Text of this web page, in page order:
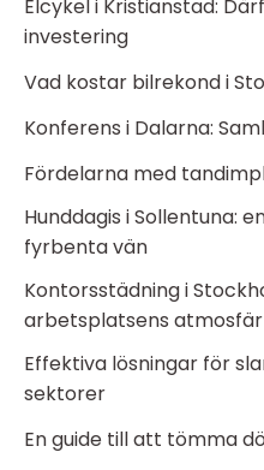
Elcykel i Kristianstad:
investering
Vad kostar bilrekond i
Konferens i Dalarna:
Fördelarna med
Hunddagis i Sollentuna:
fyrbenta vän
Kontorsstädning i
arbetsplatsens
Effektiva lösningar för
sektorer
En guide till att tömma